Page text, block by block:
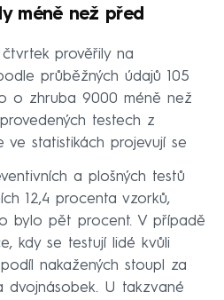
méně než před
prověřily na
průběžných údajů 105
o zhruba 9000 méně než
testech z
statistikách projevují se
a plošných testů
12,4 procenta vzorků,
bylo pět procent. V případě
kdy se testují lidé kvůli
nakažených stoupl za
dvojnásobek. U takzvané